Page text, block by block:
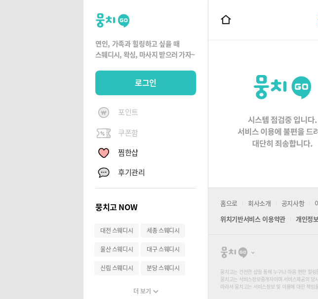
뭉
치
고
연인, 가족과 힐링하고 싶을 때
스웨디시, 왁싱, 마사지 받으러 가자~
로그인
포인트
쿠폰함
찜한샵
후기관리
뭉치고 NOW
대전 스웨디시 세종 스웨디시
울산 스웨디시 대구 스웨디시
신림 스웨디시 분당 스웨디시
더 보기
홈
홈으로 회사소개 공지사항
위치기반서비스 이용약관
개인정
뭉
고
뭉치고는 건전한 샵을 통해 누구나 마음 편한 힐
뭉치고는 서비스정보중개자이며 서비스제공의 당
따라서 뭉치고는 서비스정보 및 이용에 대한 책임